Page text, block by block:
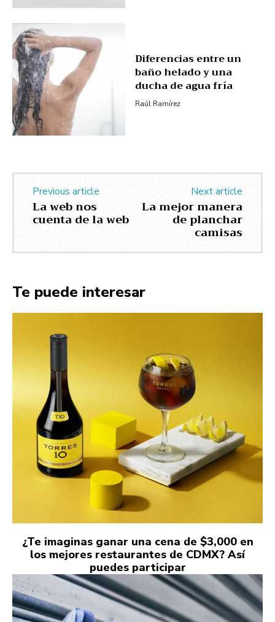
Diferencias entre un
baño helado y una
ducha de agua fría
Raúl Ramírez
Previous article
La web nos
cuenta de la web
Next article
La mejor manera
de planchar
camisas
Te puede interesar
¿Te imaginas ganar una cena de $3,000 en
los mejores restaurantes de CDMX? Así
puedes participar